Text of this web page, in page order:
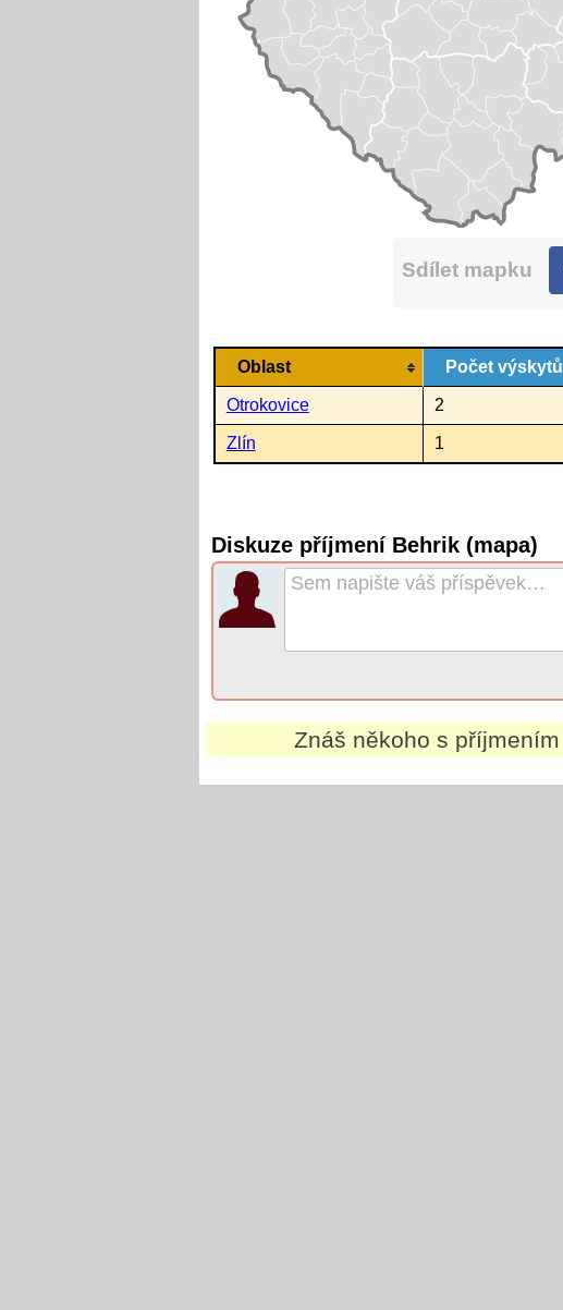
Sdílet mapku
Oblast Počet výskytů
Otrokovice 2
Zlín 1
Diskuze příjmení Behrik (mapa)
Znáš někoho s příjmením